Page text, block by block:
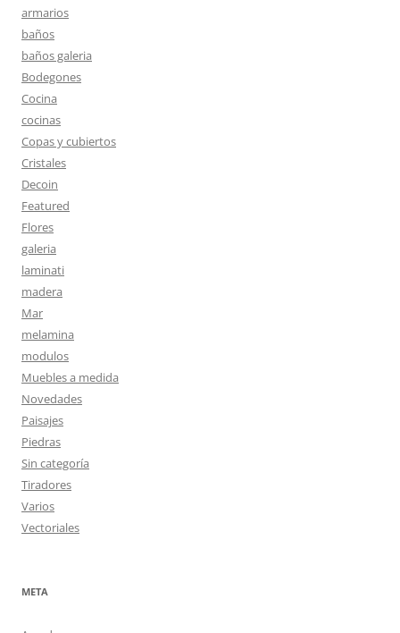
armarios
baños
baños galeria
Bodegones
Cocina
cocinas
Copas y cubiertos
Cristales
Decoin
Featured
Flores
galeria
laminati
madera
Mar
melamina
modulos
Muebles a medida
Novedades
Paisajes
Piedras
Sin categoría
Tiradores
Varios
Vectoriales
META